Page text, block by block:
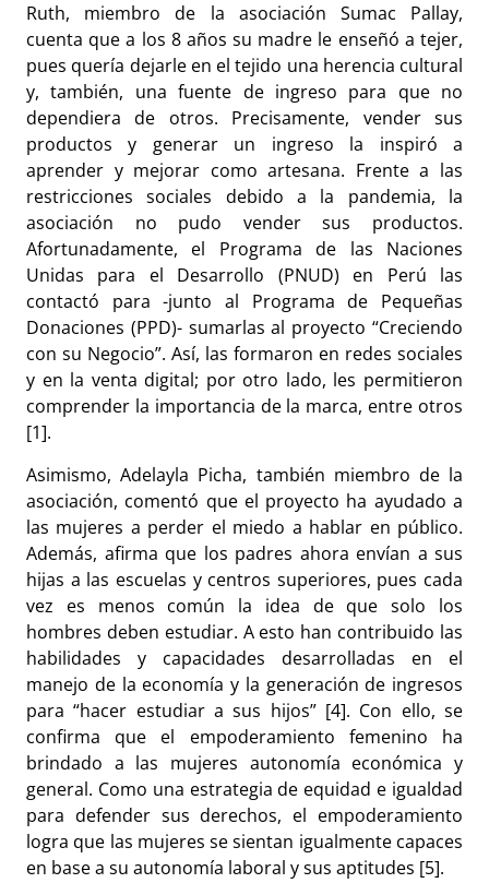
Ruth, miembro de la asociación Sumac Pallay,
cuenta que a los 8 años su madre le enseñó a tejer,
pues quería dejarle en el tejido una herencia cultural
y, también, una fuente de ingreso para que no
dependiera de otros. Precisamente, vender sus
productos y generar un ingreso la inspiró a
aprender y mejorar como artesana. Frente a las
restricciones sociales debido a la pandemia, la
asociación no pudo vender sus productos.
Afortunadamente, el Programa de las Naciones
Unidas para el Desarrollo (PNUD) en Perú las
contactó para -junto al Programa de Pequeñas
Donaciones (PPD)- sumarlas al proyecto “Creciendo
con su Negocio”. Así, las formaron en redes sociales
y en la venta digital; por otro lado, les permitieron
comprender la importancia de la marca, entre otros
[1].
Asimismo, Adelayla Picha, también miembro de la
asociación, comentó que el proyecto ha ayudado a
las mujeres a perder el miedo a hablar en público.
Además, afirma que los padres ahora envían a sus
hijas a las escuelas y centros superiores, pues cada
vez es menos común la idea de que solo los
hombres deben estudiar. A esto han contribuido las
habilidades y capacidades desarrolladas en el
manejo de la economía y la generación de ingresos
para “hacer estudiar a sus hijos” [4]. Con ello, se
confirma que el empoderamiento femenino ha
brindado a las mujeres autonomía económica y
general. Como una estrategia de equidad e igualdad
para defender sus derechos, el empoderamiento
logra que las mujeres se sientan igualmente capaces
en base a su autonomía laboral y sus aptitudes [5].